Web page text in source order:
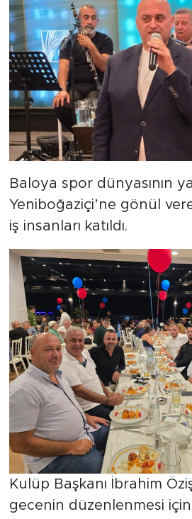
Baloya spor dünyasının
Yeniboğaziçi’ne gönül
iş insanları katıldı.
Kulüp Başkanı İbrahim
gecenin düzenlenmesi